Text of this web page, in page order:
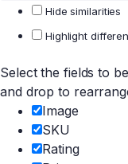
Hide similarities
Highlight
Select the fields to
and drop to
Image
SKU
Rating